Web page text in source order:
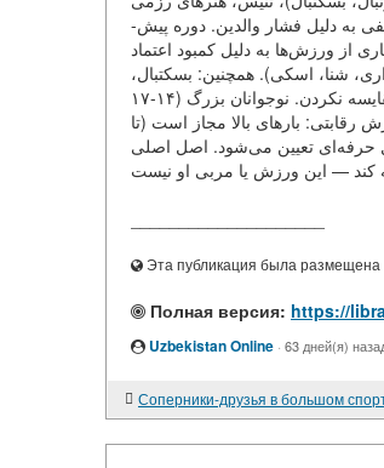
خطر: فرسودگی عاطفی به دلیل فشار والدین. دوره پیش-
از ورزش‌ها به دلیل کمبود اعتماد
شنا، اسکی). همچنین: بسکتبال،
والیبال. ممنوع: بارگذاری محوری بر ستون فقرات (شیرینگ). پشتیبانی روانی: دلسرد کردن، مقایسه نکردن. نوجوانان بزرگ (۱۴-۱۷
بارهای بالا مجاز است (تا
حرفه‌ای تعیین می‌شود. اصل اصلی
Эта публикация была размещена
Полная версия:
Uzbekistan Online · 63 дней(я)
Соперники-друзья в большом